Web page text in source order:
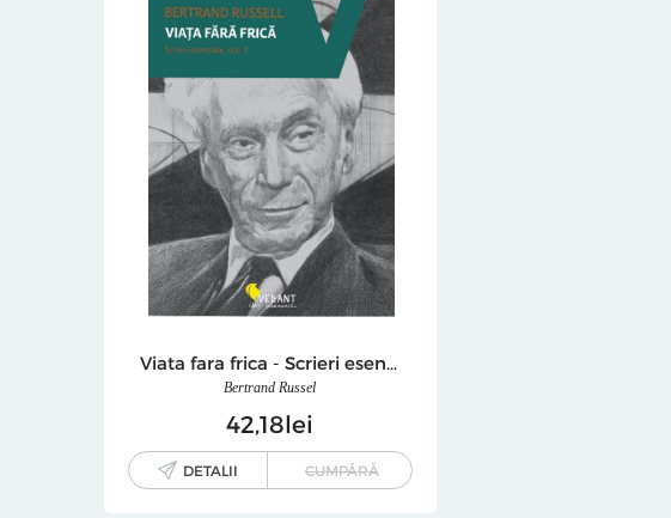
Viata fara frica - Scrieri esentiale, vol. 3
Bertrand Russel
42 18lei
DETALII CUMPĂRĂ